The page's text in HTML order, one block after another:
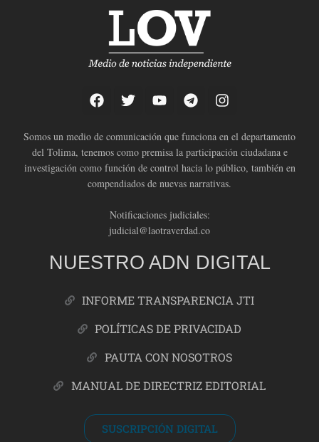
Somos un medio de comunicación que funciona en el departamento
del Tolima, tenemos como premisa la participación ciudadana e
investigación como función de control hacia lo público, también en
compendiados de nuevas narrativas.
Notificaciones judiciales:
judicial@laotraverdad.co
NUESTRO ADN DIGITAL
INFORME TRANSPARENCIA JTI
POLÍTICAS DE PRIVACIDAD
PAUTA CON NOSOTROS
MANUAL DE DIRECTRIZ EDITORIAL
SUSCRIPCIÓN DIGITAL